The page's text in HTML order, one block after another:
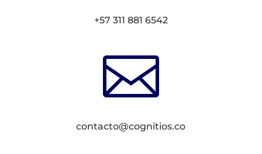
+57 311 881 6542

contacto@cognitios.co